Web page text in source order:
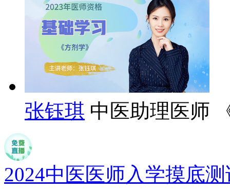
张钰琪 中医助理医师
2024中医医师入学摸底